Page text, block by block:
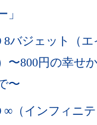
」
8バジェット（
〜800円の幸せ
〜
∞（インフィニ